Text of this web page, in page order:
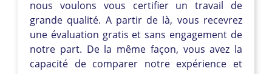
nous voulons vous certifier un travail de
grande qualité. A partir de là, vous recevrez
une évaluation gratis et sans engagement de
notre part. De la même façon, vous avez la
capacité de comparer notre expérience et